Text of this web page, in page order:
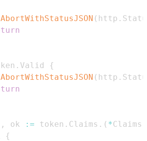
AbortWithStatusJSON ( http .
. Valid
{
AbortWithStatusJSON ( http .
, ok := token . Claims . ( *Claims
{